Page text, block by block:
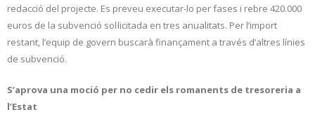
redacció del projecte. Es preveu executar-lo per fases i rebre 420.000
euros de la subvenció sol·licitada en tres anualitats. Per l’import
restant, l’equip de govern buscarà finançament a través d’altres línies
de subvenció.
S’aprova una moció per no cedir els romanents de tresoreria a
l’Estat